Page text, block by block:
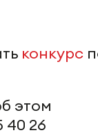
конкурс
этом
40 26